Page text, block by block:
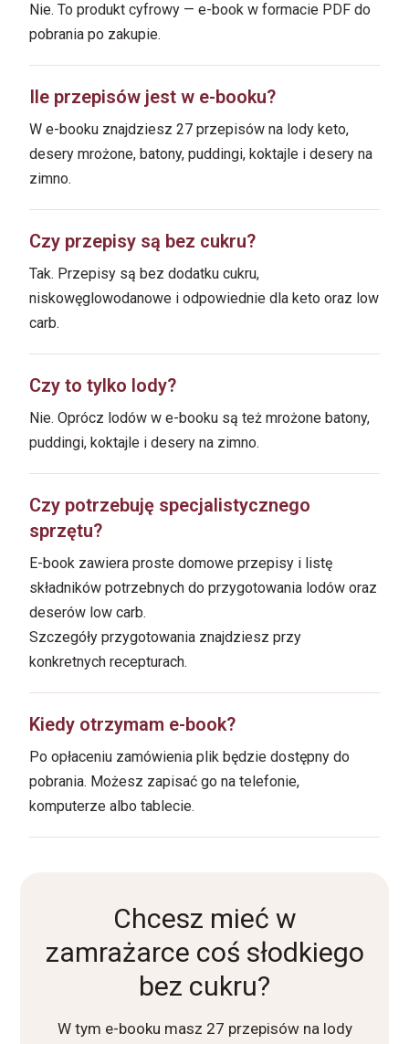
Nie. To produkt cyfrowy — e-book w formacie PDF do
pobrania po zakupie.
Ile przepisów jest w e-booku?
W e-booku znajdziesz 27 przepisów na lody keto,
desery mrożone, batony, puddingi, koktajle i desery na
zimno.
Czy przepisy są bez cukru?
Tak. Przepisy są bez dodatku cukru,
niskowęglowodanowe i odpowiednie dla keto oraz low
carb.
Czy to tylko lody?
Nie. Oprócz lodów w e-booku są też mrożone batony,
puddingi, koktajle i desery na zimno.
Czy potrzebuję specjalistycznego
sprzętu?
E-book zawiera proste domowe przepisy i listę
składników potrzebnych do przygotowania lodów oraz
deserów low carb.
Szczegóły przygotowania znajdziesz przy
konkretnych recepturach.
Kiedy otrzymam e-book?
Po opłaceniu zamówienia plik będzie dostępny do
pobrania. Możesz zapisać go na telefonie,
komputerze albo tablecie.
Chcesz mieć w
zamrażarce coś słodkiego
bez cukru?
W tym e-booku masz 27 przepisów na lody